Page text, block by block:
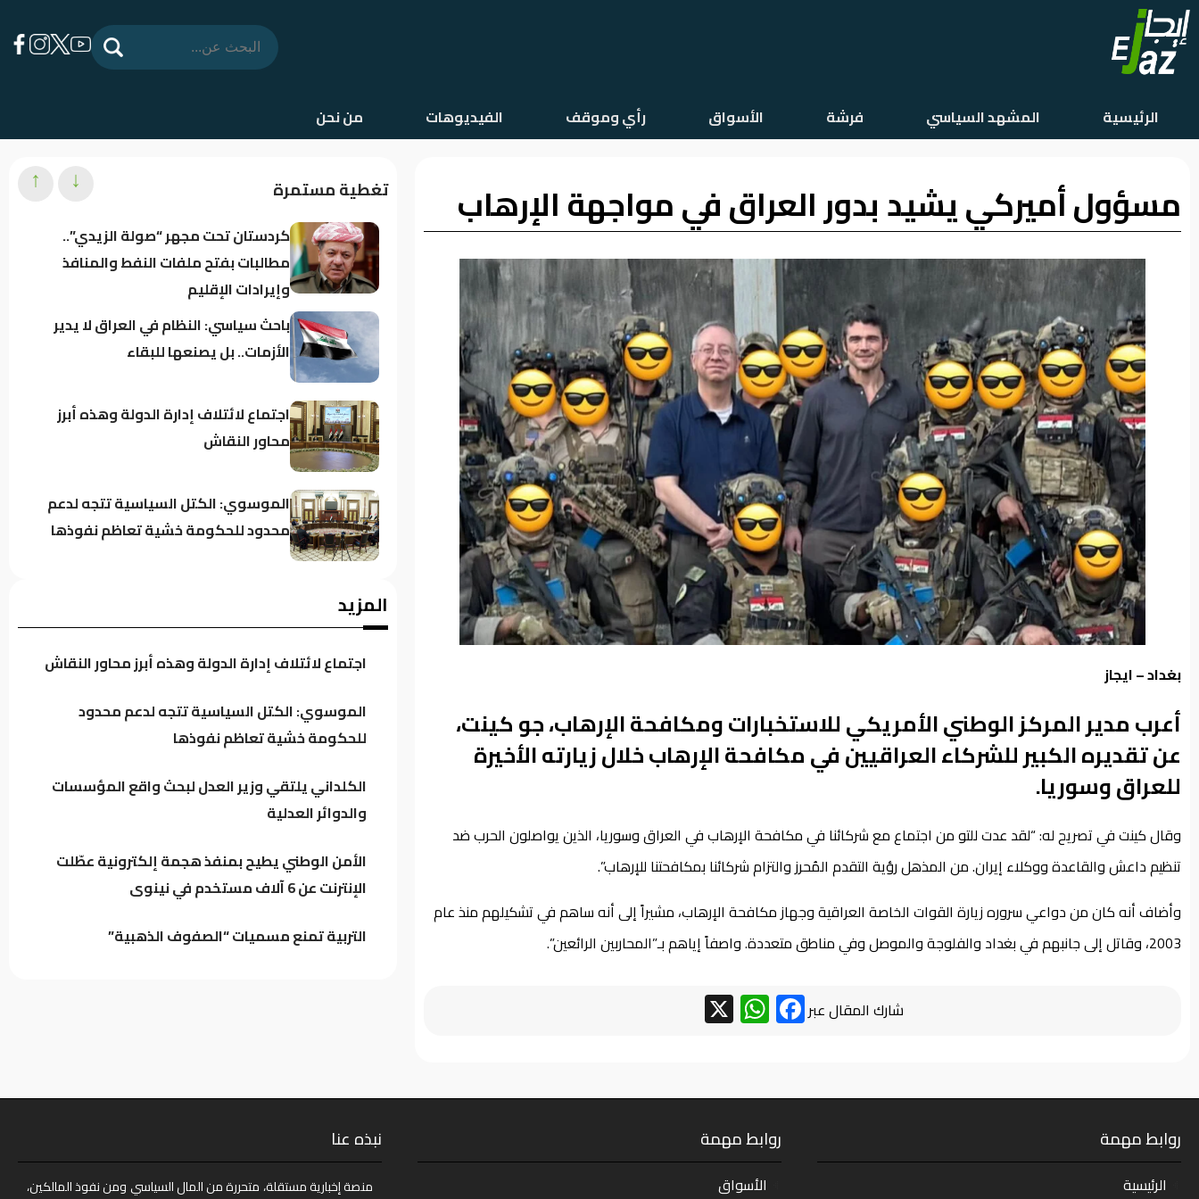
الرئيسية
المشهد
السياسي
فرشة
الأسواق
وموقف
الفيديوهات
الرئيسية المشهد السياسي فرشة الأسواق رأي وموقف الفيديوهات من نحن
مسؤول أميركي يشيد بدور العراق في مواجهة الإرهاب
بغداد – ايجاز
أعرب مدير المركز الوطني الأمريكي للاستخبارات ومكافحة الإرهاب، جو كينت،
عن تقديره الكبير للشركاء العراقيين في مكافحة الإرهاب خلال زيارته الأخيرة
للعراق وسوريا.
وقال كينت في تصريح له: “لقد عدت للتو من اجتماع مع شركائنا في مكافحة الإرهاب في العراق وسوريا، الذين يواصلون الحرب ضد
تنظيم داعش والقاعدة ووكلاء إيران. من المذهل رؤية التقدم المُحرز والتزام شركائنا بمكافحتنا للإرهاب”.
وأضاف أنه كان من دواعي سروره زيارة القوات الخاصة العراقية وجهاز مكافحة الإرهاب، مشيراً إلى أنه ساهم في تشكيلهم منذ عام
2003، وقاتل إلى جانبهم في بغداد والفلوجة والموصل وفي مناطق متعددة. واصفاً إياهم بـ”المحاربين الرائعين”.
شارك المقال عبر Facebook
WhatsApp
تغطية مستمرة
كردستان تحت مجهر “صولة الزيدي”..
مطالبات بفتح ملفات النفط والمنافذ
وإيرادات الإقليم
باحث سياسي: النظام في العراق لا يدير
الأزمات.. بل يصنعها للبقاء
اجتماع لائتلاف إدارة الدولة وهذه أبرز
محاور النقاش
الموسوي: الكتل السياسية تتجه لدعم
محدود للحكومة خشية تعاظم نفوذها
الكلداني يلتقي وزير العدل لبحث واقع
المؤسسات والدوائر العدلية
كان سنداً لقضيتنا في كل المحافل
الأمن الوطني يطيح بمنفذ هجمة
↓
↑
المزيد
اجتماع لائتلاف إدارة الدولة وهذه أبرز محاور النقاش
الموسوي: الكتل السياسية تتجه لدعم محدود
للحكومة خشية تعاظم نفوذها
الكلداني يلتقي وزير العدل لبحث واقع المؤسسات
والدوائر العدلية
الأمن الوطني يطيح بمنفذ هجمة إلكترونية عطّلت
الإنترنت عن 6 آلاف مستخدم في نينوى
التربية تمنع مسميات “الصفوف الذهبية”
روابط مهمة
الرئيسية
روابط مهمة
الأسواق
نبذه عنا
منصة إخبارية مستقلة، متحررة من المال السياسي ومن نفوذ المالكين،